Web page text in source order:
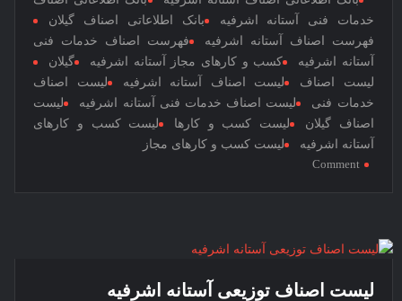
نخبگان
کسب و
کار
ایران –
خدمات فنی آستانه اشرفیه
بانک اطلاعاتی اصناف گیلان
فهرست اصناف آستانه اشرفیه
فهرست اصناف خدمات فنی
آستانه اشرفیه
کسب و کارهای مجاز آستانه اشرفیه
گیلان
لیست اصناف
لیست اصناف آستانه اشرفیه
لیست اصناف
خدمات فنی
لیست اصناف خدمات فنی آستانه اشرفیه
لیست
اصناف گیلان
لیست کسب و کارها
لیست کسب و کارهای
آستانه اشرفیه
لیست کسب و کارهای مجاز
Comment
on
آستانه
اشرفیه
لیست اصناف توزیعی آستانه اشرفیه